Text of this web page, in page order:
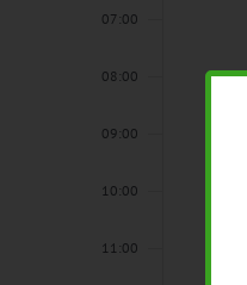
07:00
08:00
09:00
10:00
11:00